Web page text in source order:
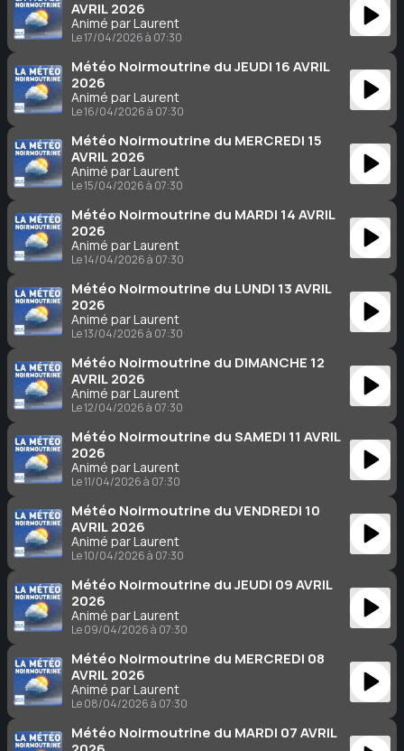
AVRIL 2026
Animé par Laurent
Le 17/04/2026 à 07:30
Météo Noirmoutrine du JEUDI 16 AVRIL
2026
Animé par Laurent
Le 16/04/2026 à 07:30
Météo Noirmoutrine du MERCREDI 15
AVRIL 2026
Animé par Laurent
Le 15/04/2026 à 07:30
Météo Noirmoutrine du MARDI 14 AVRIL
2026
Animé par Laurent
Le 14/04/2026 à 07:30
Météo Noirmoutrine du LUNDI 13 AVRIL
2026
Animé par Laurent
Le 13/04/2026 à 07:30
Météo Noirmoutrine du DIMANCHE 12
AVRIL 2026
Animé par Laurent
Le 12/04/2026 à 07:30
Météo Noirmoutrine du SAMEDI 11 AVRIL
2026
Animé par Laurent
Le 11/04/2026 à 07:30
Météo Noirmoutrine du VENDREDI 10
AVRIL 2026
Animé par Laurent
Le 10/04/2026 à 07:30
Météo Noirmoutrine du JEUDI 09 AVRIL
2026
Animé par Laurent
Le 09/04/2026 à 07:30
Météo Noirmoutrine du MERCREDI 08
AVRIL 2026
Animé par Laurent
Le 08/04/2026 à 07:30
Météo Noirmoutrine du MARDI 07 AVRIL